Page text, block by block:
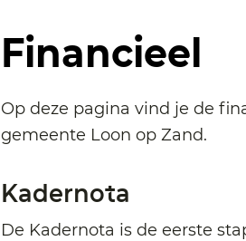
Financieel
Op deze pagina vind je de
gemeente Loon op Zand.
Kadernota
De Kadernota is de eerste